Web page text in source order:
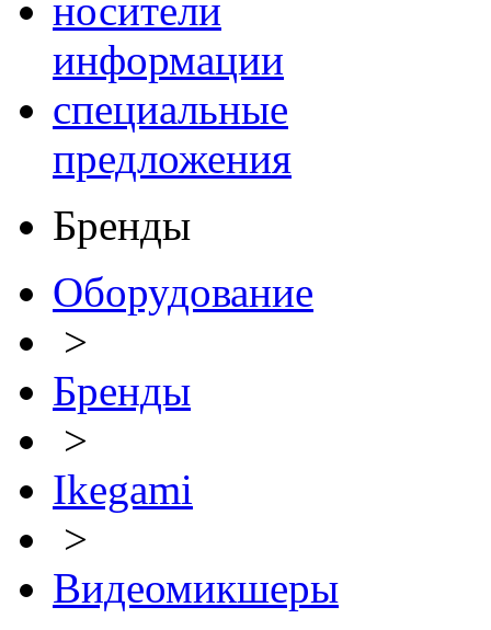
носители
информации
специальные
предложения
Бренды
Оборудование
>
Бренды
>
Ikegami
>
Видеомикшеры